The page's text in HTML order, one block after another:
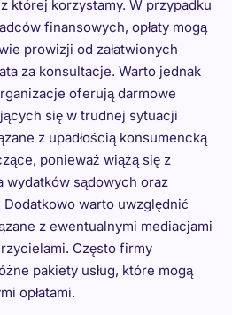
której korzystamy. W przypadku
finansowych, opłaty mogą
prowizji od załatwionych
za konsultacje. Warto jednak
oferują darmowe
się w trudnej sytuacji
z upadłością konsumencką
ponieważ wiążą się z
sądowych oraz
warto uwzględnić
z ewentualnymi mediacjami
Często firmy
pakiety usług, które mogą
opłatami.